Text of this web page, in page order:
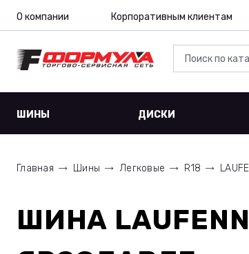
О компании Корпоративным клиентам
ШИНЫ ДИСКИ
Главная Шины Легковые R18
ШИНА